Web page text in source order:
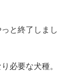
と終了しまし
必要な犬種。